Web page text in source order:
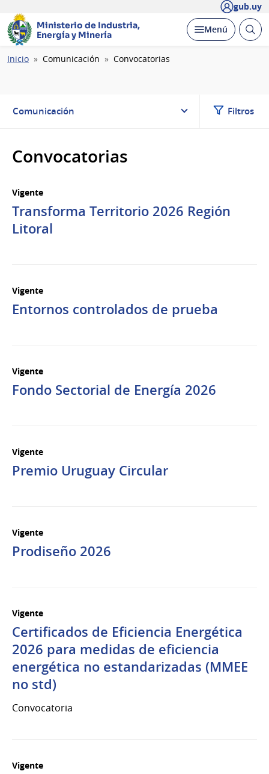
gub.uy
Ministerio de Industria,
Energía y Minería
Desplegar
Menú Abrir
Ruta
Inicio Comunicación Convocatorias
Comunicación Filtros
Convocatorias
Vigente
Transforma Territorio 2026 Región
Litoral
Vigente
Entornos controlados de prueba
Vigente
Fondo Sectorial de Energía 2026
Vigente
Premio Uruguay Circular
Vigente
Prodiseño 2026
Vigente
Certificados de Eficiencia Energética
2026 para medidas de eficiencia
energética no estandarizadas (MMEE
no std)
Convocatoria
Vigente